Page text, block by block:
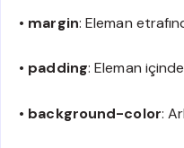
• margin: Eleman
• padding: Eleman
• background-color: